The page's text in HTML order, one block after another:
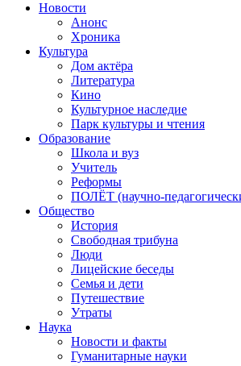
Новости
Анонс
Хроника
Культура
Дом актёра
Литература
Кино
Культурное наследие
Парк культуры и чтения
Образование
Школа и вуз
Учитель
Реформы
ПОЛЁТ (научно-
Общество
История
Свободная трибуна
Люди
Лицейские беседы
Семья и дети
Путешествие
Утраты
Наука
Новости и факты
Гуманитарные науки